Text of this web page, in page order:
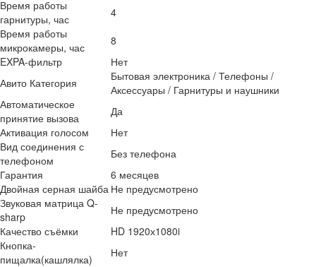
Время работы
гарнитуры, час
4
Время работы
микрокамеры, час
8
EXPA-фильтр
Нет
Авито Категория
Бытовая электроника / Телефоны /
Аксессуары / Гарнитуры и наушники
Автоматическое
принятие вызова
Да
Активация голосом
Нет
Вид соединения с
телефоном
Без телефона
Гарантия
6 месяцев
Двойная серная шайба Не предусмотрено
Звуковая матрица Q-
sharp
Не предусмотрено
Качество съёмки
HD 1920х1080i
Кнопка-
пищалка(кашлялка)
Нет